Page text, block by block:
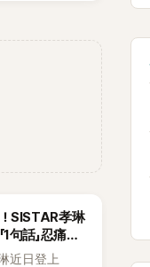
SISTAR孝琳
話」忍痛放
近日登上